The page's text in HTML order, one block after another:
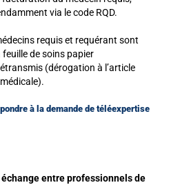
via le code RQD.
requis et requérant sont
feuille de soins papier
(dérogation à l’article
à la demande de téléexpertise
entre professionnels de